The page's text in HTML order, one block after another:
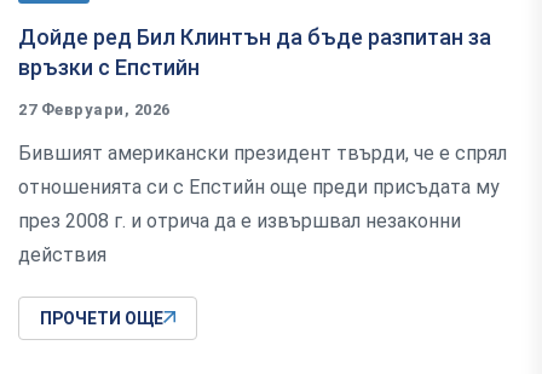
Дойде ред Бил Клинтън да бъде разпитан за
връзки с Епстийн
27 Февруари, 2026
Бившият американски президент твърди, че е спрял
отношенията си с Епстийн още преди присъдата му
през 2008 г. и отрича да е извършвал незаконни
действия
ПРОЧЕТИ ОЩЕ